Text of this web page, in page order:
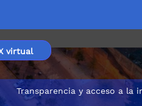
virtual
Transparencia y acceso a la